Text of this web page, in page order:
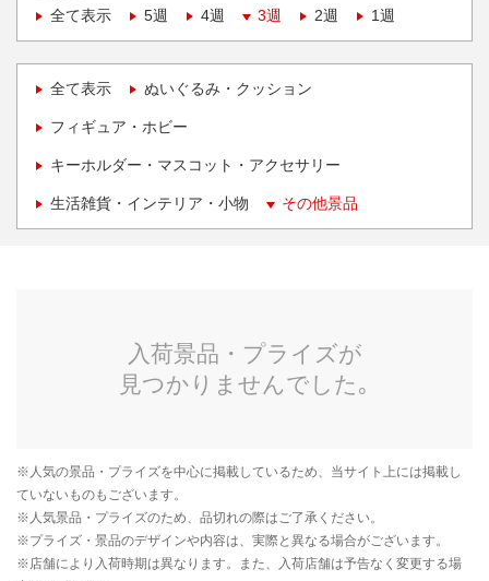
全て表示
5週 4週 3週 2週 1週
全て表示 ぬいぐるみ・クッション
フィギュア・ホビー
キーホルダー・マスコット・アクセサリー
生活雑貨・インテリア・小物 その他景品